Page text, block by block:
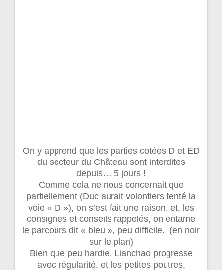
On y apprend que les parties cotées D et ED
du secteur du Château sont interdites
depuis… 5 jours !
Comme cela ne nous concernait que
partiellement (Duc aurait volontiers tenté la
voie « D »), on s’est fait une raison, et, les
consignes et conseils rappelés, on entame
le parcours dit « bleu », peu difficile. (en noir
sur le plan)
Bien que peu hardie, Lianchao progresse
avec régularité, et les petites poutres,